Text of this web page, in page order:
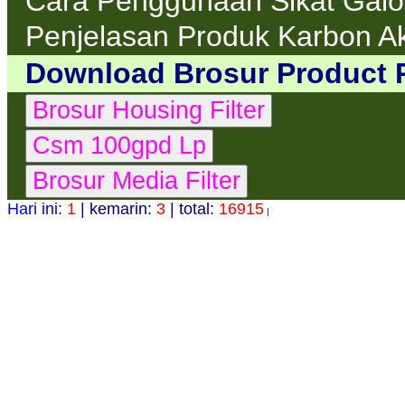
Penjelasan Produk Karbon
Download Brosur Product
Hari ini: 1 | kemarin: 3 | total: 16915 |